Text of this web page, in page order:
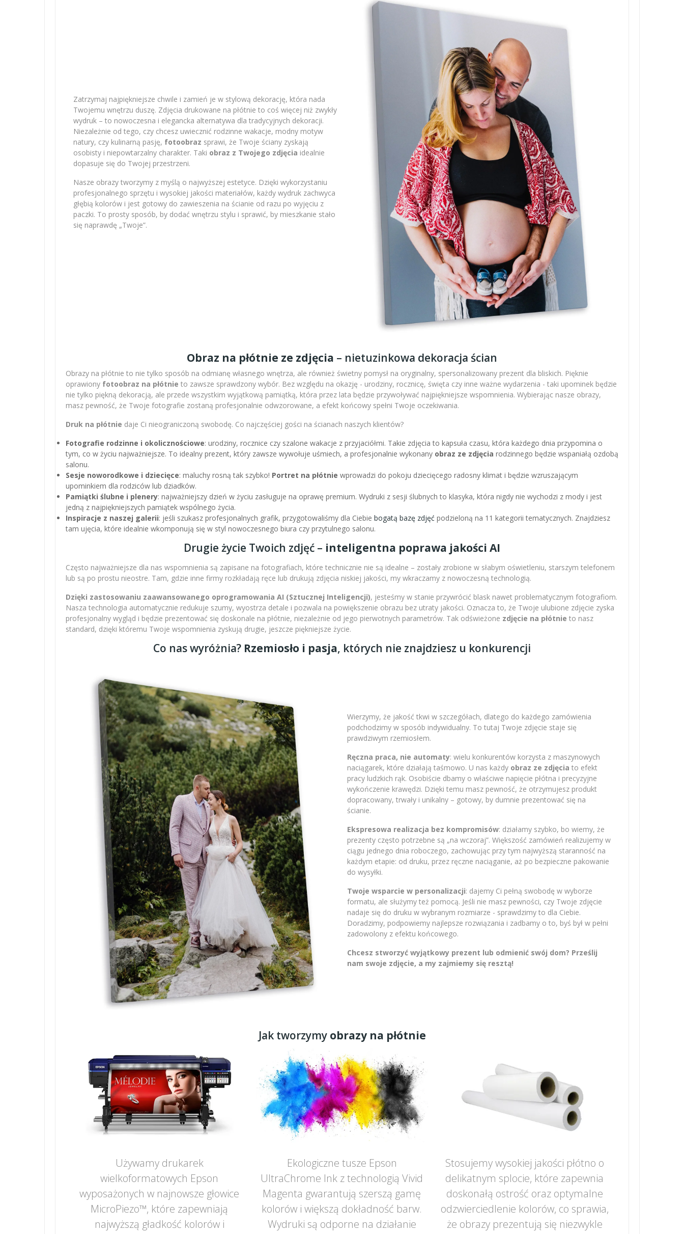
Zatrzymaj najpiękniejsze chwile i zamień je w stylową dekorację, która nada
Twojemu wnętrzu duszę. Zdjęcia drukowane na płótnie to coś więcej niż zwykły
wydruk – to nowoczesna i elegancka alternatywa dla tradycyjnych dekoracji.
Niezależnie od tego, czy chcesz uwiecznić rodzinne wakacje, modny motyw
natury, czy kulinarną pasję, fotoobraz sprawi, że Twoje ściany zyskają
osobisty i niepowtarzalny charakter. Taki obraz z Twojego zdjęcia idealnie
dopasuje się do Twojej przestrzeni.
Nasze obrazy tworzymy z myślą o najwyższej estetyce. Dzięki wykorzystaniu
profesjonalnego sprzętu i wysokiej jakości materiałów, każdy wydruk zachwyca
głębią kolorów i jest gotowy do zawieszenia na ścianie od razu po wyjęciu z
paczki. To prosty sposób, by dodać wnętrzu stylu i sprawić, by mieszkanie stało
się naprawdę „Twoje”.
Obraz na płótnie ze zdjęcia – nietuzinkowa dekoracja ścian
Obrazy na płótnie to nie tylko sposób na odmianę własnego wnętrza, ale również świetny pomysł na oryginalny, spersonalizowany prezent dla bliskich. Pięknie
oprawiony fotoobraz na płótnie to zawsze sprawdzony wybór. Bez względu na okazję - urodziny, rocznicę, święta czy inne ważne wydarzenia - taki upominek będzie
nie tylko piękną dekoracją, ale przede wszystkim wyjątkową pamiątką, która przez lata będzie przywoływać najpiękniejsze wspomnienia. Wybierając nasze obrazy,
masz pewność, że Twoje fotografie zostaną profesjonalnie odwzorowane, a efekt końcowy spełni Twoje oczekiwania.
Druk na płótnie daje Ci nieograniczoną swobodę. Co najczęściej gości na ścianach naszych klientów?
Fotografie rodzinne i okolicznościowe: urodziny, rocznice czy szalone wakacje z przyjaciółmi. Takie zdjęcia to kapsuła czasu, która każdego dnia przypomina o
tym, co w życiu najważniejsze. To idealny prezent, który zawsze wywołuje uśmiech, a profesjonalnie wykonany obraz ze zdjęcia rodzinnego będzie wspaniałą ozdobą
salonu.
Sesje noworodkowe i dziecięce: maluchy rosną tak szybko! Portret na płótnie wprowadzi do pokoju dziecięcego radosny klimat i będzie wzruszającym
upominkiem dla rodziców lub dziadków.
Pamiątki ślubne i plenery: najważniejszy dzień w życiu zasługuje na oprawę premium. Wydruki z sesji ślubnych to klasyka, która nigdy nie wychodzi z mody i jest
jedną z najpiękniejszych pamiątek wspólnego życia.
Inspiracje z naszej galerii: jeśli szukasz profesjonalnych grafik, przygotowaliśmy dla Ciebie bogatą bazę zdjęć podzieloną na 11 kategorii tematycznych. Znajdziesz
tam ujęcia, które idealnie wkomponują się w styl nowoczesnego biura czy przytulnego salonu.
Drugie życie Twoich zdjęć – inteligentna poprawa jakości AI
Często najważniejsze dla nas wspomnienia są zapisane na fotografiach, które technicznie nie są idealne – zostały zrobione w słabym oświetleniu, starszym telefonem
lub są po prostu nieostre. Tam, gdzie inne firmy rozkładają ręce lub drukują zdjęcia niskiej jakości, my wkraczamy z nowoczesną technologią.
Dzięki zastosowaniu zaawansowanego oprogramowania AI (Sztucznej Inteligencji), jesteśmy w stanie przywrócić blask nawet problematycznym fotografiom.
Nasza technologia automatycznie redukuje szumy, wyostrza detale i pozwala na powiększenie obrazu bez utraty jakości. Oznacza to, że Twoje ulubione zdjęcie zyska
profesjonalny wygląd i będzie prezentować się doskonale na płótnie, niezależnie od jego pierwotnych parametrów. Tak odświeżone zdjęcie na płótnie to nasz
standard, dzięki któremu Twoje wspomnienia zyskują drugie, jeszcze piękniejsze życie.
Co nas wyróżnia? Rzemiosło i pasja, których nie znajdziesz u konkurencji
Wierzymy, że jakość tkwi w szczegółach, dlatego do każdego zamówienia
podchodzimy w sposób indywidualny. To tutaj Twoje zdjęcie staje się
prawdziwym rzemiosłem.
Ręczna praca, nie automaty: wielu konkurentów korzysta z maszynowych
naciągarek, które działają taśmowo. U nas każdy obraz ze zdjęcia to efekt
pracy ludzkich rąk. Osobiście dbamy o właściwe napięcie płótna i precyzyjne
wykończenie krawędzi. Dzięki temu masz pewność, że otrzymujesz produkt
dopracowany, trwały i unikalny – gotowy, by dumnie prezentować się na
ścianie.
Ekspresowa realizacja bez kompromisów: działamy szybko, bo wiemy, że
prezenty często potrzebne są „na wczoraj”. Większość zamówień realizujemy w
ciągu jednego dnia roboczego, zachowując przy tym najwyższą staranność na
każdym etapie: od druku, przez ręczne naciąganie, aż po bezpieczne pakowanie
do wysyłki.
Twoje wsparcie w personalizacji: dajemy Ci pełną swobodę w wyborze
formatu, ale służymy też pomocą. Jeśli nie masz pewności, czy Twoje zdjęcie
nadaje się do druku w wybranym rozmiarze - sprawdzimy to dla Ciebie.
Doradzimy, podpowiemy najlepsze rozwiązania i zadbamy o to, byś był w pełni
zadowolony z efektu końcowego.
Chcesz stworzyć wyjątkowy prezent lub odmienić swój dom? Prześlij
nam swoje zdjęcie, a my zajmiemy się resztą!
Jak tworzymyobrazy na płótnie
Używamy drukarek
wielkoformatowych Epson
wyposażonych w najnowsze głowice
MicroPiezo™, które zapewniają
najwyższą gładkość kolorów i
Ekologiczne tusze Epson
UltraChrome Ink z technologią Vivid
Magenta gwarantują szerszą gamę
kolorów i większą dokładność barw.
Wydruki są odporne na działanie
Stosujemy wysokiej jakości płótno o
delikatnym splocie, które zapewnia
doskonałą ostrość oraz optymalne
odzwierciedlenie kolorów, co sprawia,
że obrazy prezentują się niezwykle